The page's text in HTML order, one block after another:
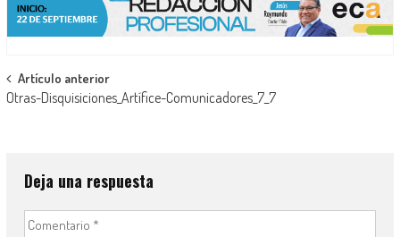
Navegación
de
Artículo anterior
Otras-Disquisiciones_Artífice-Comunicadores_7_7
Deja una respuesta